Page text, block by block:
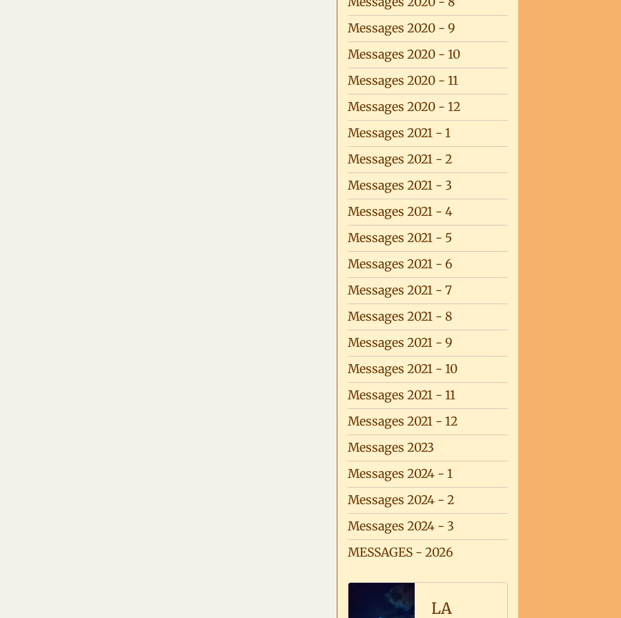
Messages 2020 - 9
Messages 2020 - 10
Messages 2020 - 11
Messages 2020 - 12
Messages 2021 - 1
Messages 2021 - 2
Messages 2021 - 3
Messages 2021 - 4
Messages 2021 - 5
Messages 2021 - 6
Messages 2021 - 7
Messages 2021 - 8
Messages 2021 - 9
Messages 2021 - 10
Messages 2021 - 11
Messages 2021 - 12
Messages 2023
Messages 2024 - 1
Messages 2024 - 2
Messages 2024 - 3
MESSAGES - 2026
LA